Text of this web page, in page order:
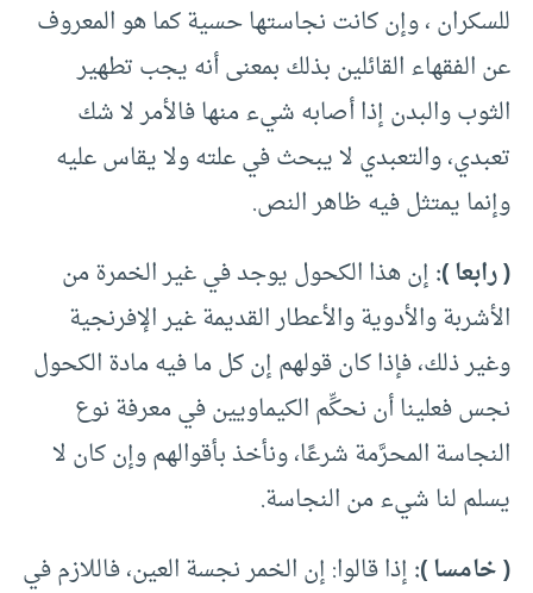
للسكران ، وإن كانت نجاستها حسية كما هو المعروف
عن الفقهاء القائلين بذلك بمعنى أنه يجب تطهير
الثوب والبدن إذا أصابه شيء منها فالأمر لا شك
تعبدي، والتعبدي لا يبحث في علته ولا يقاس عليه
وإنما يمتثل فيه ظاهر النص.
( رابعا ):إن هذا الكحول يوجد في غير الخمرة من
الأشربة والأدوية والأعطار القديمة غير الإفرنجية
وغير ذلك، فإذا كان قولهم إن كل ما فيه مادة الكحول
نجس فعلينا أن نحكِّم الكيماويين في معرفة نوع
النجاسة المحرَّمة شرعًا، ونأخذ بأقوالهم وإن كان لا
يسلم لنا شيء من النجاسة.
( خامسا ):إذا قالوا: إن الخمر نجسة العين، فاللازم في